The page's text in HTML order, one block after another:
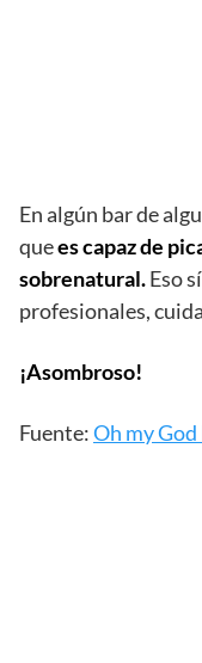
En algún bar de
quees capaz de
sobrenatural.Eso
profesionales,
¡Asombroso!
Fuente:Oh my